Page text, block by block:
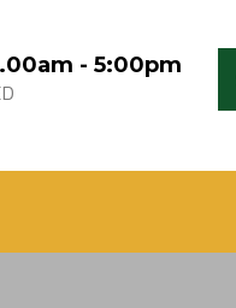
- 5:00pm